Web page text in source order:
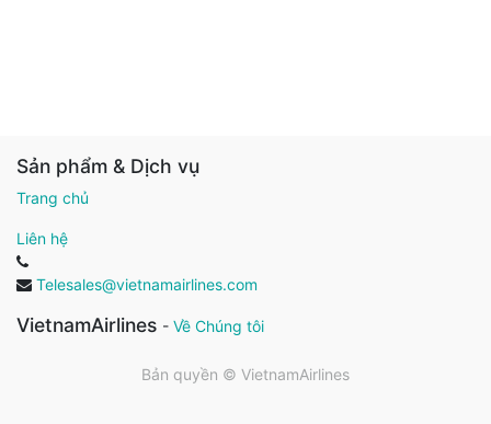
Sản phẩm & Dịch vụ
Trang chủ
Liên hệ
Telesales@vietnamairlines.com
VietnamAirlines - Về Chúng tôi
Bản quyền © VietnamAirlines